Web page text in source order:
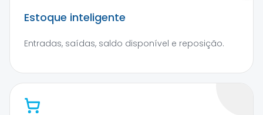
Estoque inteligente
Entradas, saídas, saldo disponível e reposição.